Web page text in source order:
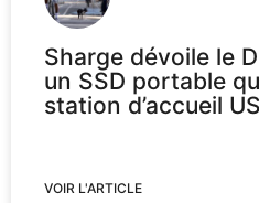
Sharge dévoile le
un SSD portable
station d’accueil
VOIR L'ARTICLE